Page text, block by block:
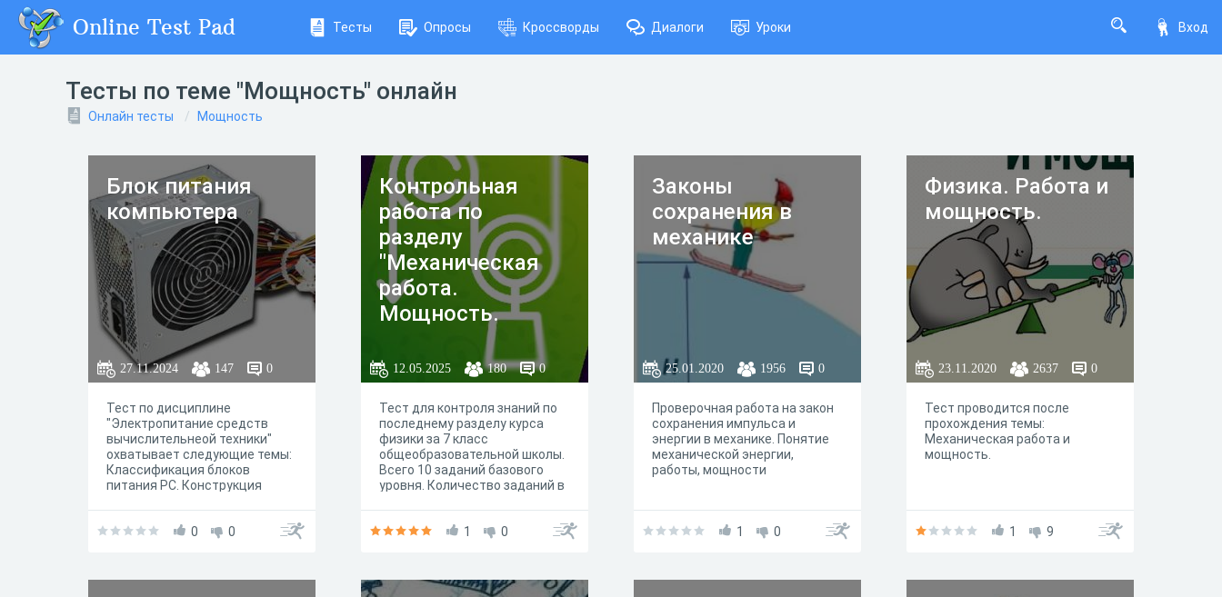
Вход
Online Test Pad Тесты Опросы Кроссворды Диалоги Уроки
Тесты по теме "Mощность" онлайн
Онлайн тесты Мощность
Блок питания
компьютера
27.11.2024 147 0
Тест по дисциплине
"Электропитание средств
вычислительнеой техники"
охватывает следующие темы:
Классификация блоков
питания РС. Конструкция
классификация блоков
0 0
Контрольная
работа по
разделу
"Механическая
работа.
Мощность.
Энергия" 7 класс
12.05.2025 180 0
Тест для контроля знаний по
последнему разделу курса
физики за 7 класс
общеобразовательной школы.
Всего 10 заданий базового
уровня. Количество заданий в
заданий, с вводом ответа в
1 0
Законы
сохранения в
механике
25.01.2020 1956 0
Проверочная работа на закон
сохранения импульса и
энергии в механике. Понятие
механической энергии,
работы, мощности
1 0
Физика. Работа и
мощность.
23.11.2020 2637 0
Тест проводится после
прохождения темы:
Механическая работа и
мощность.
1 9